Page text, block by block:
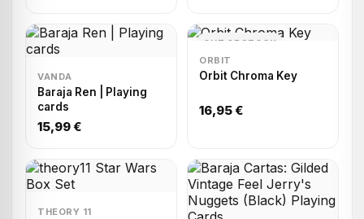
VANDA
Baraja Ren | Playing
cards
15,99 €
OUT OF STOCK
ORBIT
Orbit Chroma Key
16,95 €
THEORY 11